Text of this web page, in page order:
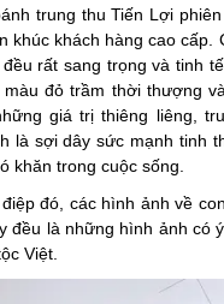
trung thu Tiến Lợi
khúc khách hàng cao cấp.
rất sang trọng và tinh
màu đỏ trầm thời thượng
giá trị thiêng liêng,
là sợi dây sức mạnh tinh
khăn trong cuộc sống.
đó, các hình ảnh về
đều là những hình ảnh có
Việt.